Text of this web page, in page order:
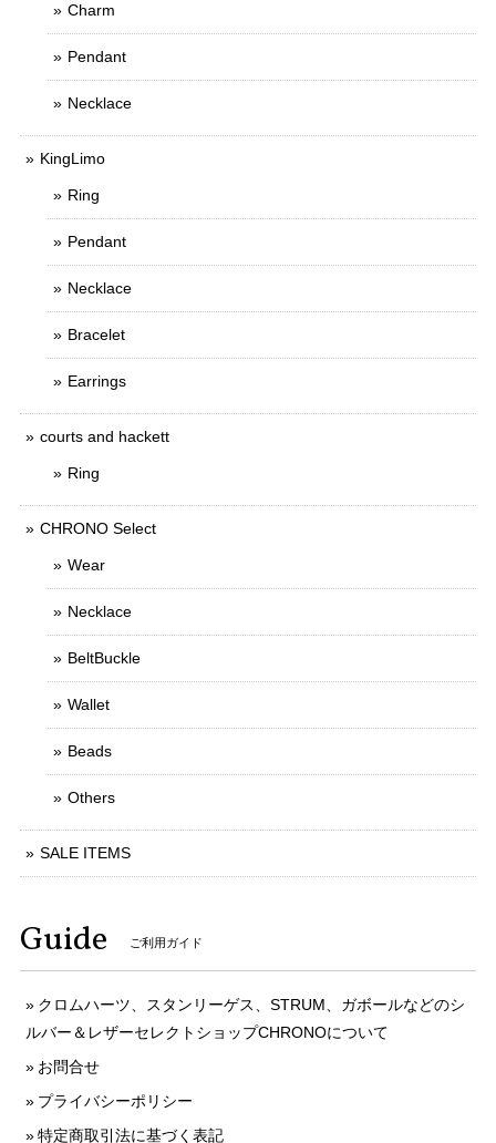
Charm
Pendant
Necklace
KingLimo
Ring
Pendant
Necklace
Bracelet
Earrings
courts and hackett
Ring
CHRONO Select
Wear
Necklace
BeltBuckle
Wallet
Beads
Others
SALE ITEMS
Guide ご利用ガイド
クロムハーツ、スタンリーゲス、STRUM、ガボールなどのシ
ルバー＆レザーセレクトショップCHRONOについて
お問合せ
プライバシーポリシー
特定商取引法に基づく表記